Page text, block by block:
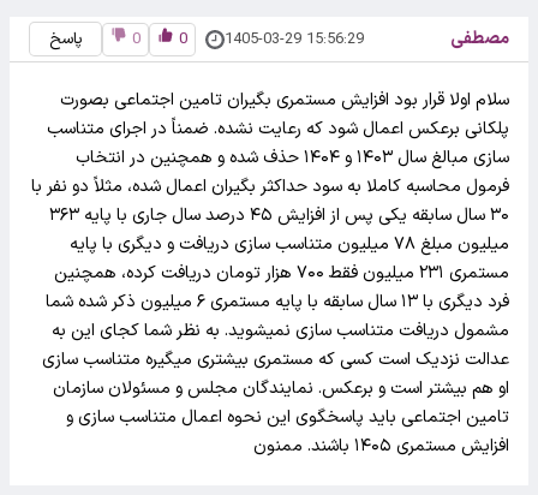
مصطفی 1405-03-29 15:56:29
0
0 پاسخ
سلام اولا قرار بود افزایش مستمری بگیران تامین اجتماعی بصورت
پلکانی برعکس اعمال شود که رعایت نشده. ضمناً در اجرای متناسب
سازی مبالغ سال ۱۴۰۳ و ۱۴۰۴ حذف شده و همچنین در انتخاب
فرمول محاسبه کاملا به سود حداکثر بگیران اعمال شده، مثلاً دو نفر با
۳۰ سال سابقه یکی پس از افزایش ۴۵ درصد سال جاری با پایه ۳۶۳
میلیون مبلغ ۷۸ میلیون متناسب سازی دریافت و دیگری با پایه
مستمری ۲۳۱ میلیون فقط ۷۰۰ هزار تومان دریافت کرده، همچنین
فرد دیگری با ۱۳ سال سابقه با پایه مستمری ۶ میلیون ذکر شده شما
مشمول دریافت متناسب سازی نمیشوید. به نظر شما کجای این به
عدالت نزدیک است کسی که مستمری بیشتری میگیره متناسب سازی
او هم بیشتر است و برعکس. نمایندگان مجلس و مسئولان سازمان
تامین اجتماعی باید پاسخگوی این نحوه اعمال متناسب سازی و
افزایش مستمری ۱۴۰۵ باشند. ممنون